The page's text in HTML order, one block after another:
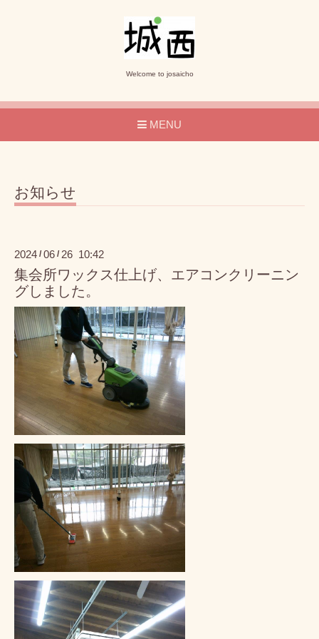
Welcome to josaicho
MENU
お知らせ
2024 / 06 / 26 10:42
集会所ワックス仕上げ、エアコンクリーニン
グしました。